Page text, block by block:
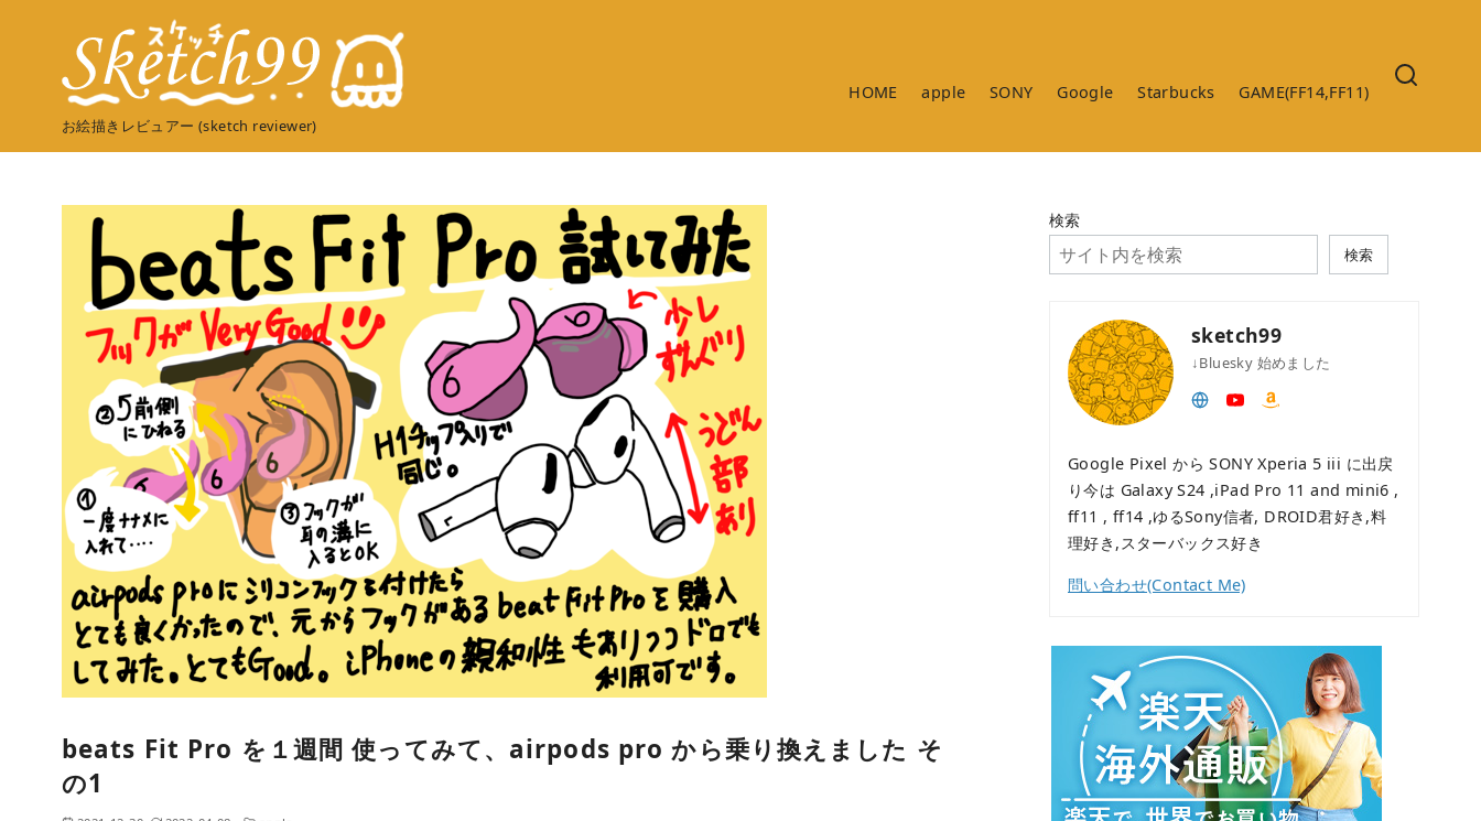
お絵描きレビュアー (sketch reviewer)
HOME apple SONY Google Starbucks GAME(FF14,FF11)
beats Fit Pro を１週間 使ってみて、airpods pro から乗り換えました そ
の1
検索
検索
sketch99
↓Bluesky 始めました
Google Pixel から SONY Xperia 5 iii に出戻
り今は Galaxy S24 ,iPad Pro 11 and mini6 ,
ff11 , ff14 ,ゆるSony信者, DROID君好き,料
理好き,スターバックス好き
問い合わせ(Contact Me)